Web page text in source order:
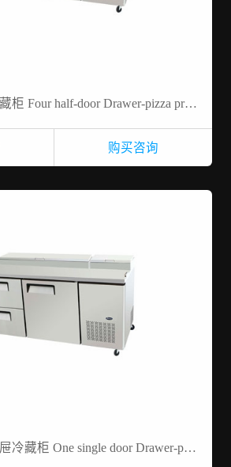
比萨台四抽屉冷藏柜 Four half-door Drawer-pizza prep table- refrigerator
购买咨询
比萨台单门二抽屉冷藏柜 One single door Drawer-pizza prep table- refrigerator